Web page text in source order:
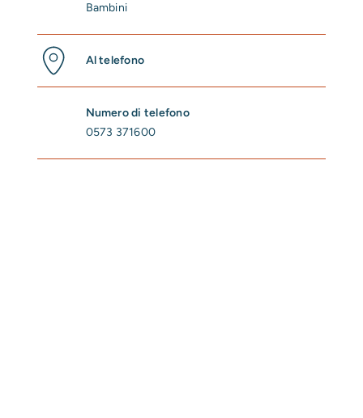
Bambini
Al telefono
Numero di telefono
0573 371600